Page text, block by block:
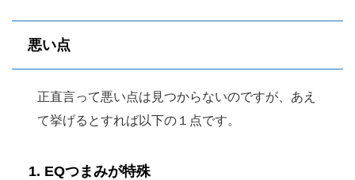
悪い点
正直言って悪い点は見つからないのですが、あえ
て挙げるとすれば以下の１点です。
1. EQつまみが特殊